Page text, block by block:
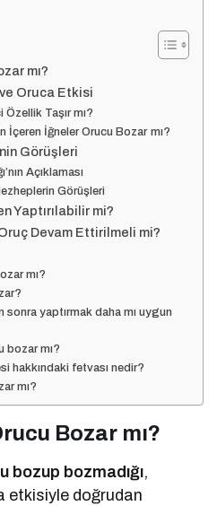
mı?
ve Oruca Etkisi
Özellik Taşır mı?
İçeren İğneler Orucu Bozar mı?
Görüşleri
Açıklaması
Görüşleri
Yaptırılabilir mi?
Devam Ettirilmeli mi?
mı?
sonra yaptırmak daha mı uygun
bozar mı?
hakkındaki fetvası nedir?
mı?
Bozar mı?
bozup bozmadığı,
etkisiyle doğrudan